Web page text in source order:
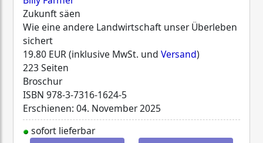
Zukunft säen
Wie eine andere Landwirtschaft unser Überleben
sichert
19.80 EUR (inklusive MwSt. und Versand)
223 Seiten
Broschur
ISBN 978-3-7316-1624-5
Erschienen: 04. November 2025
sofort lieferbar